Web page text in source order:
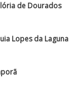
de Dourados
Lopes da Laguna